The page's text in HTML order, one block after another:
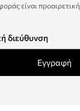
είναι προαιρετική
Εγγραφή